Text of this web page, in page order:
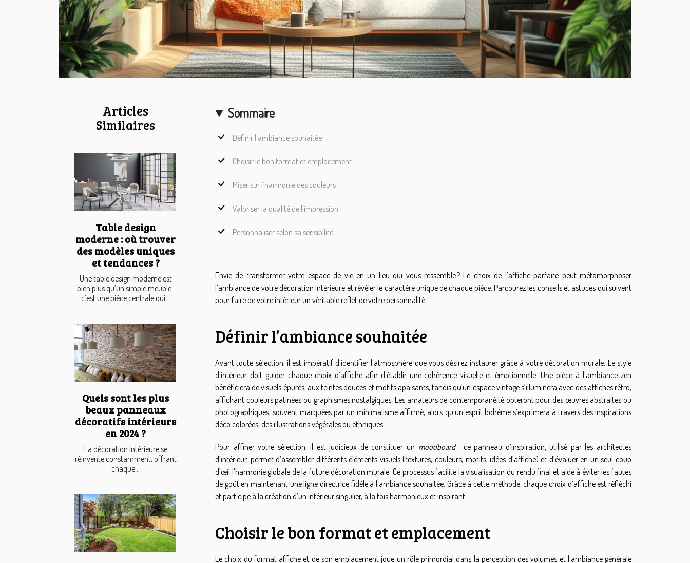
Articles
Similaires
Table design
moderne : où trouver
des modèles uniques
et tendances ?
Une table design moderne est
bien plus qu’un simple meuble :
c’est une pièce centrale qui...
Quels sont les plus
beaux panneaux
décoratifs intérieurs
en 2024 ?
La décoration intérieure se
réinvente constamment, offrant
chaque...
Sommaire
Définir l’ambiance souhaitée
Choisir le bon format et emplacement
Miser sur l’harmonie des couleurs
Valoriser la qualité de l’impression
Personnaliser selon sa sensibilité
Envie de transformer votre espace de vie en un lieu qui vous ressemble ? Le choix de l'affiche parfaite peut métamorphoser
l’ambiance de votre décoration intérieure et révéler le caractère unique de chaque pièce. Parcourez les conseils et astuces qui suivent
pour faire de votre intérieur un véritable reflet de votre personnalité.
Définir l’ambiance souhaitée
Avant toute sélection, il est impératif d’identifier l’atmosphère que vous désirez instaurer grâce à votre décoration murale. Le style
d’intérieur doit guider chaque choix d’affiche afin d’établir une cohérence visuelle et émotionnelle. Une pièce à l’ambiance zen
bénéficiera de visuels épurés, aux teintes douces et motifs apaisants, tandis qu’un espace vintage s’illuminera avec des affiches rétro,
affichant couleurs patinées ou graphismes nostalgiques. Les amateurs de contemporanéité opteront pour des œuvres abstraites ou
photographiques, souvent marquées par un minimalisme affirmé, alors qu’un esprit bohème s’exprimera à travers des inspirations
déco colorées, des illustrations végétales ou ethniques.
Pour affiner votre sélection, il est judicieux de constituer un moodboard: ce panneau d’inspiration, utilisé par les architectes
d’intérieur, permet d’assembler différents éléments visuels (textures, couleurs, motifs, idées d’affiche) et d’évaluer en un seul coup
d’œil l’harmonie globale de la future décoration murale. Ce processus facilite la visualisation du rendu final et aide à éviter les fautes
de goût en maintenant une ligne directrice fidèle à l’ambiance souhaitée. Grâce à cette méthode, chaque choix d’affiche est réfléchi
et participe à la création d’un intérieur singulier, à la fois harmonieux et inspirant.
Choisir le bon format et emplacement
Le choix du format affiche et de son emplacement joue un rôle primordial dans la perception des volumes et l’ambiance générale